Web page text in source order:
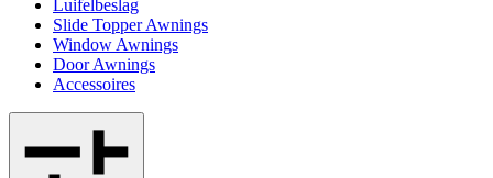
Luifelbeslag
Slide Topper Awnings
Window Awnings
Door Awnings
Accessoires